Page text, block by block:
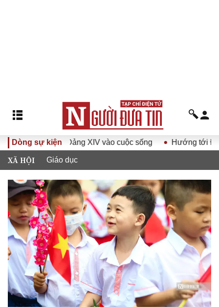
Dòng sự kiện
hội Đảng XIV vào cuộc sống Hướng tới Đại hội đại
XÃ HỘI Giáo dục